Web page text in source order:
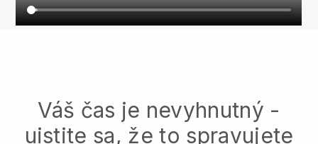
Váš čas je nevyhnutný -
uistite sa, že to spravujete